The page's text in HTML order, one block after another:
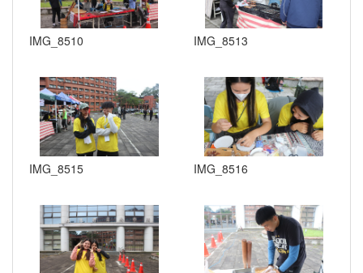
IMG_8510 IMG_8513
IMG_8515 IMG_8516